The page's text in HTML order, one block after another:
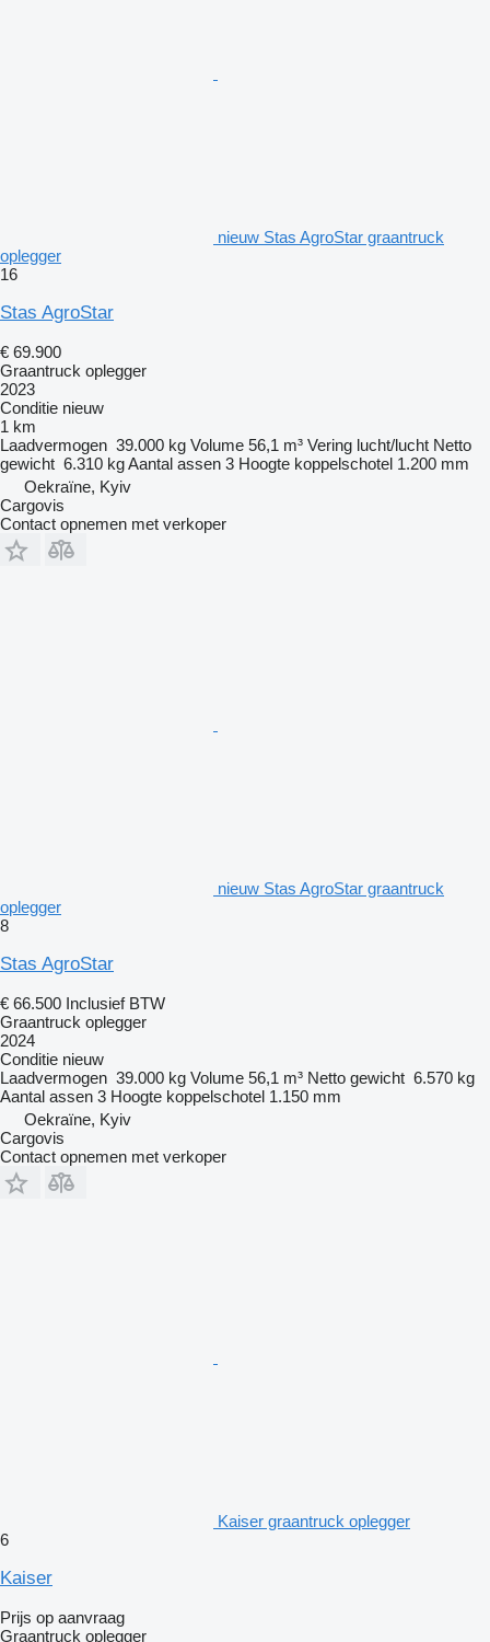
nieuw Stas AgroStar graantruck
oplegger
16
Stas AgroStar
€ 69.900
Graantruck oplegger
2023
Conditie nieuw
1 km
Laadvermogen 39.000 kg Volume 56,1 m³ Vering lucht/lucht Netto
gewicht 6.310 kgAantal assen 3 Hoogte koppelschotel 1.200 mm
Oekraïne, Kyiv
Cargovis
Contact opnemen met verkoper
nieuw Stas AgroStar graantruck
oplegger
8
Stas AgroStar
€ 66.500 Inclusief BTW
Graantruck oplegger
2024
Conditie nieuw
Laadvermogen 39.000 kg Volume 56,1 m³ Netto gewicht 6.570 kg
Aantal assen 3 Hoogte koppelschotel 1.150 mm
Oekraïne, Kyiv
Cargovis
Contact opnemen met verkoper
Kaiser graantruck oplegger
6
Kaiser
Prijs op aanvraag
Graantruck oplegger